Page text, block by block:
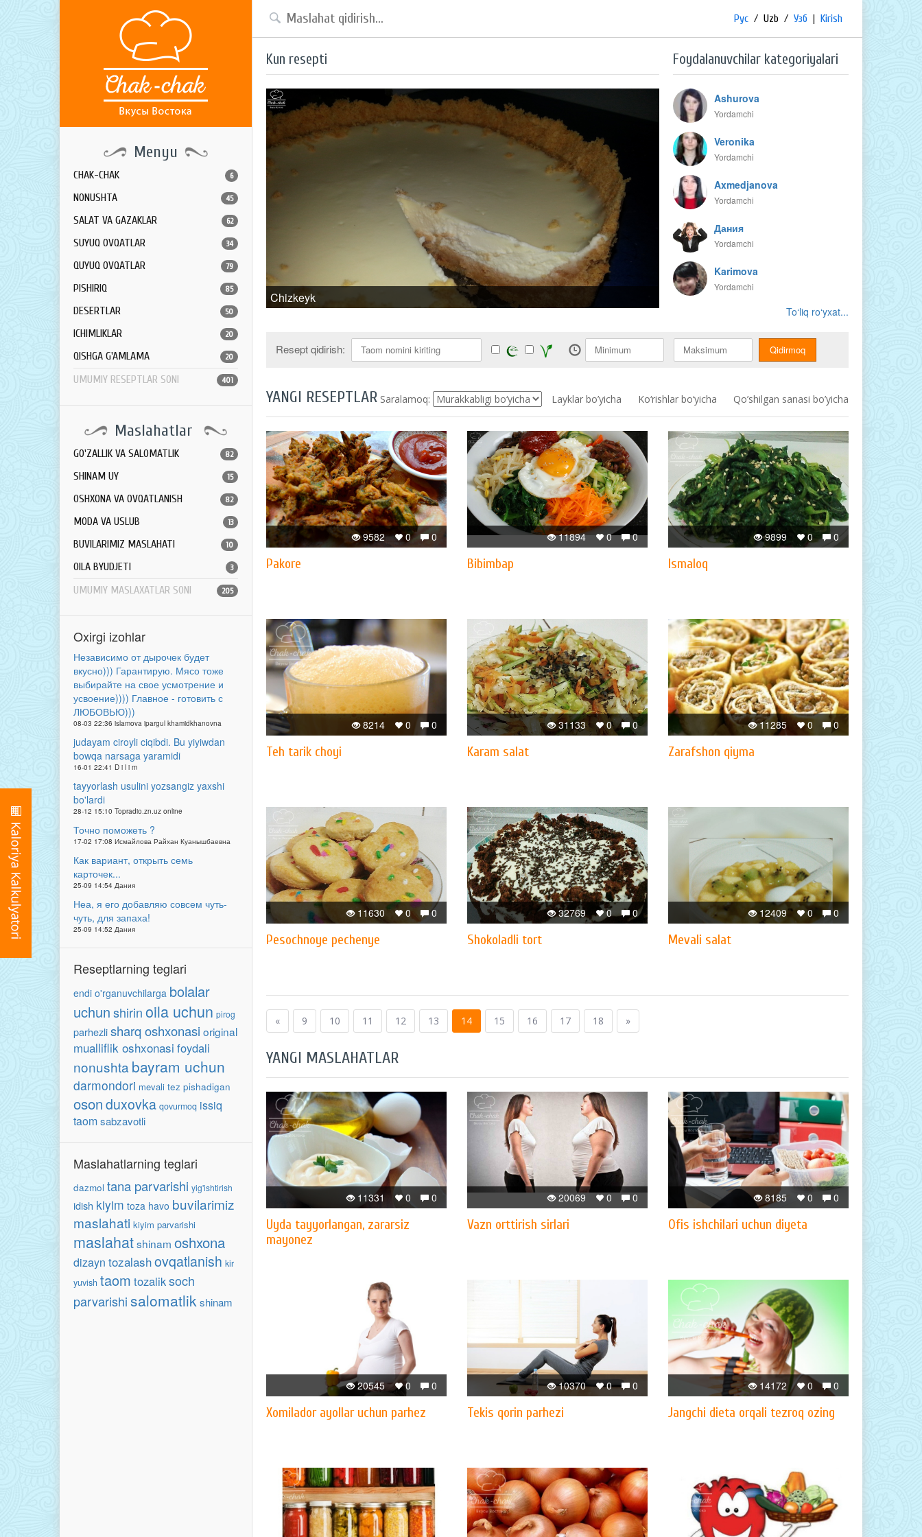
Menyu
CHAK-CHAK 6
NONUSHTA 45
SALAT VA GAZAKLAR 62
SUYUQ OVQATLAR 34
QUYUQ OVQATLAR 79
PISHIRIQ 85
DESERTLAR 50
ICHIMLIKLAR 20
QISHGA G'AMLAMA 20
UMUMIY RESEPTLAR SONI 401
Maslahatlar
GO'ZALLIK VA SALOMATLIK 82
SHINAM UY 15
OSHXONA VA OVQATLANISH 82
MODA VA USLUB 13
BUVILARIMIZ MASLAHATI 10
OILA BYUDJETI 3
UMUMIY MASLAXATLAR SONI 205
Oxirgi izohlar
Независимо от дырочек будет
вкусно))) Гарантирую. Мясо тоже
выбирайте на свое усмотрение и
усвоение)))) Главное - готовить с
ЛЮБОВЬЮ)))
08-03 22:36 islamova ipargul khamidkhanovna
judayam ciroyli ciqibdi. Bu yiyiwdan
bowqa narsaga yaramidi
16-01 22:41 D i l i m
tayyorlash usulini yozsangiz yaxshi
bo'lardi
28-12 15:10 Topradio.zn.uz online
Точно поможеть ?
17-02 17:08 Исмайлова Райхан Куанышбаевна
Как вариант, открыть семь
карточек...
25-09 14:54 Дания
Неа, я его добавляю совсем чуть-
чуть, для запаха!
25-09 14:52 Дания
Reseptlarning teglari
endi o'rganuvchilarga bolalar
uchunshirinoila uchun pirog
parhezlisharq oshxonasi original
mualliflik oshxonasi foydali
nonushta bayram uchun
darmondori mevali tez pishadigan
osonduxovka qovurmoq issiq
taomsabzavotli
Maslahatlarning teglari
dazmol tana parvarishi yig'ishtirish
idish kiyim toza havo buvilarimiz
maslahati kiyim parvarishi
maslahatshinam oshxona
dizayn tozalashovqatlanish kir
yuvish taom tozaliksoch
parvarishisalomatlikshinam
Рус / Uzb / Узб | Kirish
Kun resepti
Chizkeyk
Foydalanuvchilar kategoriyalari
Ashurova
Yordamchi
Veronika
Yordamchi
Axmedjanova
Yordamchi
Дания
Yordamchi
Karimova
Yordamchi
To‘liq ro‘yxat...
Resept qidirish:
YANGI RESEPTLAR Saralamoq: Layklar bo’yicha Ko‘rishlar bo‘yicha Qo’shilgan sanasi bo’yicha
0
0
9582
Pakore
0
0
11894
Bibimbap
0
0
9899
Ismaloq
0
0
8214
Teh tarik choyi
0
0
31133
Karam salat
0
0
11285
Zarafshon qiyma
0
0
11630
Pesochnoye pechenye
0
0
32769
Shokoladli tort
0
0
12409
Mevali salat
« 9 10 11 12 13 14 15 16 17 18 »
YANGI MASLAHATLAR
0
0
11331
Uyda tayyorlangan, zararsiz
mayonez
0
0
20069
Vazn orttirish sirlari
0
0
8185
Ofis ishchilari uchun diyeta
0
0
20545
Xomilador ayollar uchun parhez
0
0
10370
Tekis qorin parhezi
0
0
14172
Jangchi dieta orqali tezroq ozing